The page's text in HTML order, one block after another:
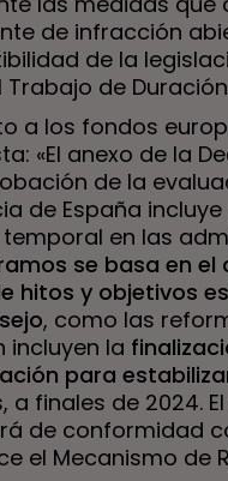
de infracción
de la
Trabajo de
a los fondos
«El anexo de la
de la
de España
en las
se basa en
hitos y objetivos
, como las
incluyen la
para
a finales de 2024.
de conformidad
el Mecanismo de